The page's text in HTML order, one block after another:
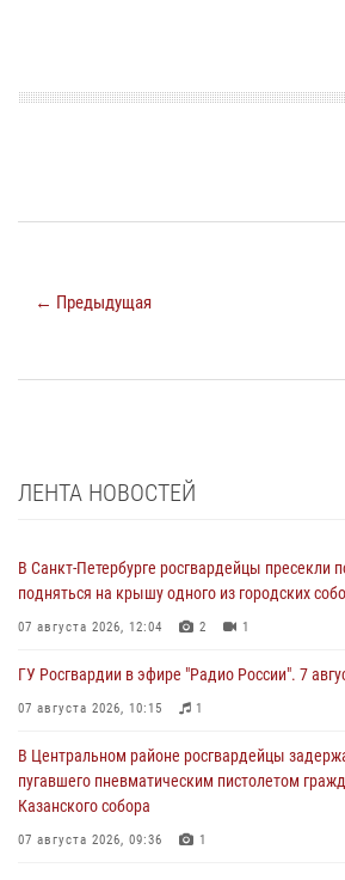
← Предыдущая
ЛЕНТА НОВОСТЕЙ
В Санкт-Петербурге росгвардейцы пресекли
подняться на крышу одного из городских
07 августа 2026, 12:04 2 1
ГУ Росгвардии в эфире "Радио России". 7
07 августа 2026, 10:15 1
В Центральном районе росгвардейцы
пугавшего пневматическим пистолетом
Казанского собора
07 августа 2026, 09:36 1